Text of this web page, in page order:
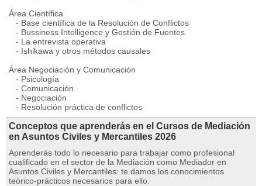
Área Científica
- Base científica de la Resolución de Conflictos
- Bussiness Intelligence y Gestión de Fuentes
- La entrevista operativa
- Ishikawa y otros métodos causales
Área Negociación y Comunicación
- Psicología
- Comunicación
- Negociación
- Resolución práctica de conflictos
Conceptos que aprenderás en el Cursos de Mediación
en Asuntos Civiles y Mercantiles 2026
Aprenderás todo lo necesario para trabajar como profesional
cualificado en el sector de la Mediación como Mediador en
Asuntos Civiles y Mercantiles: te damos los conocimientos
teórico-prácticos necesarios para ello.